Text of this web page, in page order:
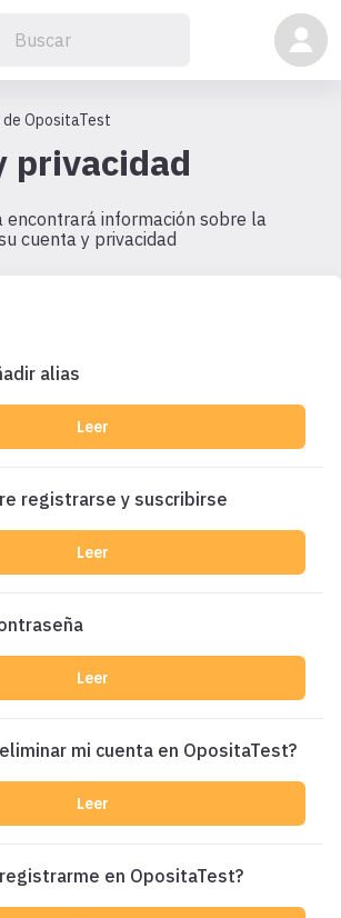
OpositaTest
privacidad
encontrará información sobre la
cuenta y privacidad
alias
Leer
registrarse y suscribirse
Leer
Leer
mi cuenta en OpositaTest?
Leer
en OpositaTest?